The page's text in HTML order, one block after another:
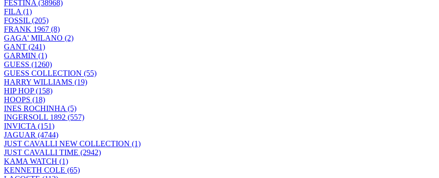
FESTINA (38968)
FILA (1)
FOSSIL (205)
FRANK 1967 (8)
GAGA' MILANO (2)
GANT (241)
GARMIN (1)
GUESS (1260)
GUESS COLLECTION (55)
HARRY WILLIAMS (19)
HIP HOP (158)
HOOPS (18)
INES ROCHINHA (5)
INGERSOLL 1892 (557)
INVICTA (151)
JAGUAR (4744)
JUST CAVALLI NEW COLLECTION (1)
JUST CAVALLI TIME (2942)
KAMA WATCH (1)
KENNETH COLE (65)